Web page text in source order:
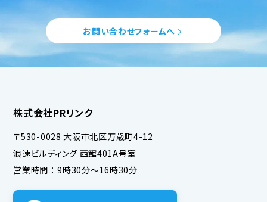
セミナー
会社概要
問い合わせ
お問い合わせフォームへ
株式会社PRリンク
〒530-0028 大阪市北区万歳町4-12
浪速ビルディング 西館401A号室
営業時間 ： 9時30分～16時30分